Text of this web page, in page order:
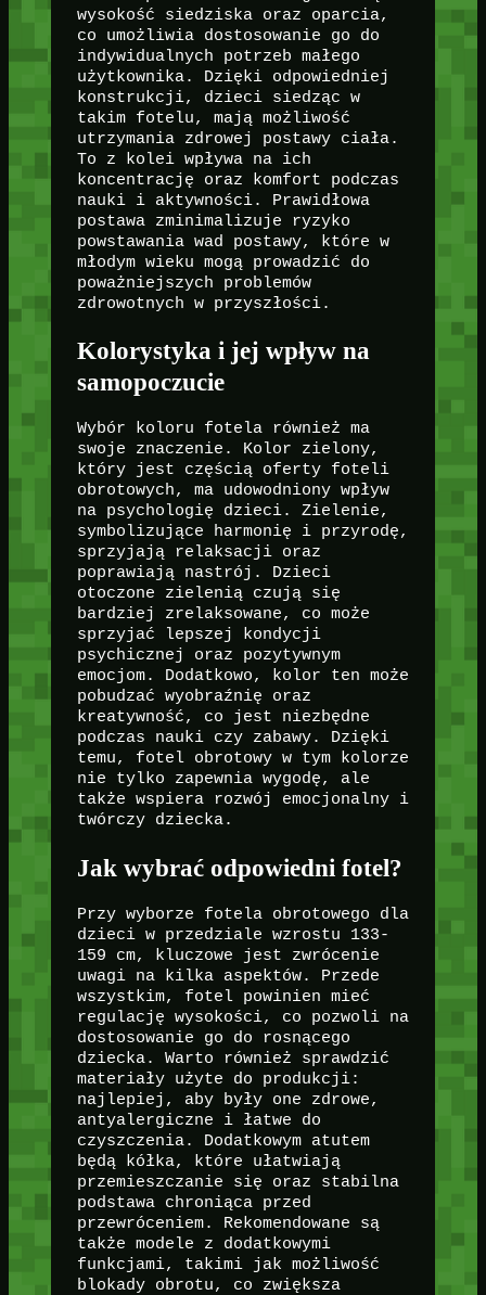
wysokość siedziska oraz oparcia,
co umożliwia dostosowanie go do
indywidualnych potrzeb małego
użytkownika. Dzięki odpowiedniej
konstrukcji, dzieci siedząc w
takim fotelu, mają możliwość
utrzymania zdrowej postawy ciała.
To z kolei wpływa na ich
koncentrację oraz komfort podczas
nauki i aktywności. Prawidłowa
postawa zminimalizuje ryzyko
powstawania wad postawy, które w
młodym wieku mogą prowadzić do
poważniejszych problemów
zdrowotnych w przyszłości.
Kolorystyka i jej wpływ na
samopoczucie
Wybór koloru fotela również ma
swoje znaczenie. Kolor zielony,
który jest częścią oferty foteli
obrotowych, ma udowodniony wpływ
na psychologię dzieci. Zielenie,
symbolizujące harmonię i przyrodę,
sprzyjają relaksacji oraz
poprawiają nastrój. Dzieci
otoczone zielenią czują się
bardziej zrelaksowane, co może
sprzyjać lepszej kondycji
psychicznej oraz pozytywnym
emocjom. Dodatkowo, kolor ten może
pobudzać wyobraźnię oraz
kreatywność, co jest niezbędne
podczas nauki czy zabawy. Dzięki
temu, fotel obrotowy w tym kolorze
nie tylko zapewnia wygodę, ale
także wspiera rozwój emocjonalny i
twórczy dziecka.
Jak wybrać odpowiedni fotel?
Przy wyborze fotela obrotowego dla
dzieci w przedziale wzrostu 133-
159 cm, kluczowe jest zwrócenie
uwagi na kilka aspektów. Przede
wszystkim, fotel powinien mieć
regulację wysokości, co pozwoli na
dostosowanie go do rosnącego
dziecka. Warto również sprawdzić
materiały użyte do produkcji:
najlepiej, aby były one zdrowe,
antyalergiczne i łatwe do
czyszczenia. Dodatkowym atutem
będą kółka, które ułatwiają
przemieszczanie się oraz stabilna
podstawa chroniąca przed
przewróceniem. Rekomendowane są
także modele z dodatkowymi
funkcjami, takimi jak możliwość
blokady obrotu, co zwiększa